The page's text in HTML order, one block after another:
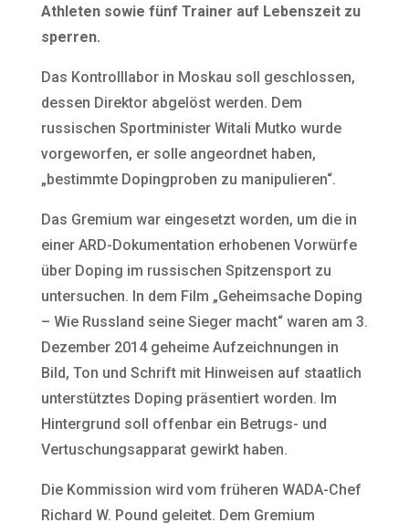
Athleten sowie fünf Trainer auf Lebenszeit zu
sperren.
Das Kontrolllabor in Moskau soll geschlossen,
dessen Direktor abgelöst werden. Dem
russischen Sportminister Witali Mutko wurde
vorgeworfen, er solle angeordnet haben,
„bestimmte Dopingproben zu manipulieren“.
Das Gremium war eingesetzt worden, um die in
einer ARD-Dokumentation erhobenen Vorwürfe
über Doping im russischen Spitzensport zu
untersuchen. In dem Film „Geheimsache Doping
– Wie Russland seine Sieger macht“ waren am 3.
Dezember 2014 geheime Aufzeichnungen in
Bild, Ton und Schrift mit Hinweisen auf staatlich
unterstütztes Doping präsentiert worden. Im
Hintergrund soll offenbar ein Betrugs- und
Vertuschungsapparat gewirkt haben.
Die Kommission wird vom früheren WADA-Chef
Richard W. Pound geleitet. Dem Gremium